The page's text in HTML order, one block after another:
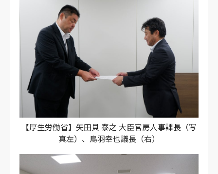
【厚生労働省】矢田貝 泰之 大臣官房人事課長（写
真左）、鳥羽幸也議長（右）